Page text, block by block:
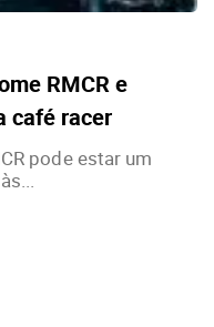
RMCR e
café racer
pode estar um